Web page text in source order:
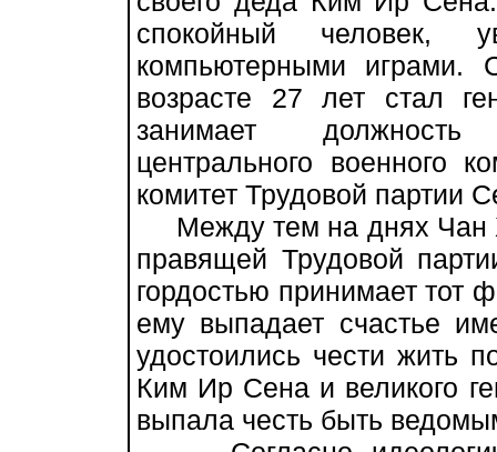
спокойный человек,
компьютерными
возрасте 27 лет стал
занимает должность
центрального военного
комитет Трудовой партии
Между тем на днях Чан
правящей Трудовой
гордостью принимает тот
ему выпадает счастье
удостоились чести жить
Ким Ир Сена и великого
выпала честь быть